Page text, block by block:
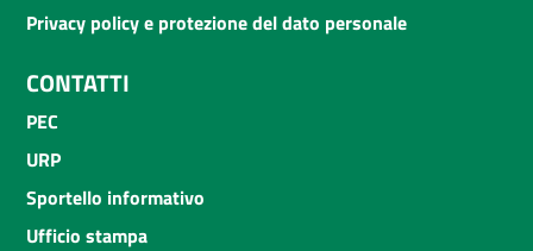
Privacy policy e protezione del dato personale
CONTATTI
PEC
URP
Sportello informativo
Ufficio stampa